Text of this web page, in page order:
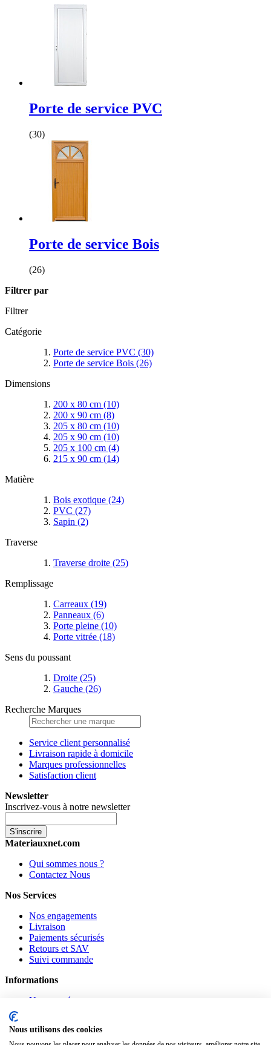
Porte de service PVC
(30)
Porte de service Bois
(26)
Filtrer par
Filtrer
Catégorie
Porte de service PVC (30)
Porte de service Bois (26)
Dimensions
200 x 80 cm (10)
200 x 90 cm (8)
205 x 80 cm (10)
205 x 90 cm (10)
205 x 100 cm (4)
215 x 90 cm (14)
Matière
Bois exotique (24)
PVC (27)
Sapin (2)
Traverse
Traverse droite (25)
Remplissage
Carreaux (19)
Panneaux (6)
Porte pleine (10)
Porte vitrée (18)
Sens du poussant
Droite (25)
Gauche (26)
Recherche Marques
Service client personnalisé
Livraison rapide à domicile
Marques professionnelles
Satisfaction client
Newsletter
Inscrivez-vous à notre newsletter
S'inscrire
Materiauxnet.com
Qui sommes nous ?
Contactez Nous
Nos Services
Nos engagements
Livraison
Paiements sécurisés
Retours et SAV
Suivi commande
Informations
Nouveautés
Confidentialité
Nous utilisons des cookies